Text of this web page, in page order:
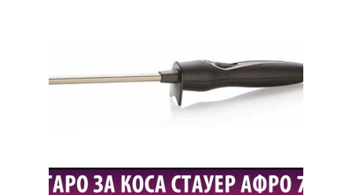
НАШИ БРЕНДОВИ ЗА КОЗМЕТИКА И ФРИЗЕРАЈ
ЗА НАС